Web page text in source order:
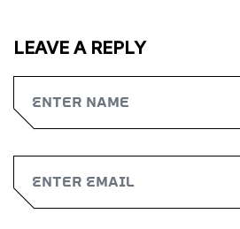
LEAVE A REPLY